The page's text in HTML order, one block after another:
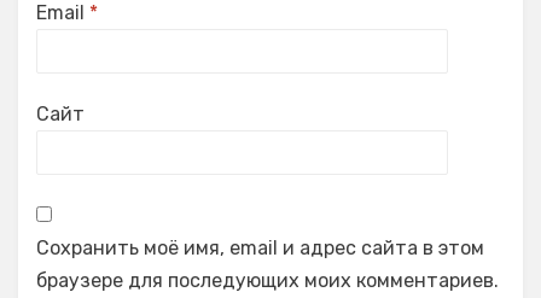
Email *
Сайт
Сохранить моё имя, email и адрес сайта в этом
браузере для последующих моих комментариев.